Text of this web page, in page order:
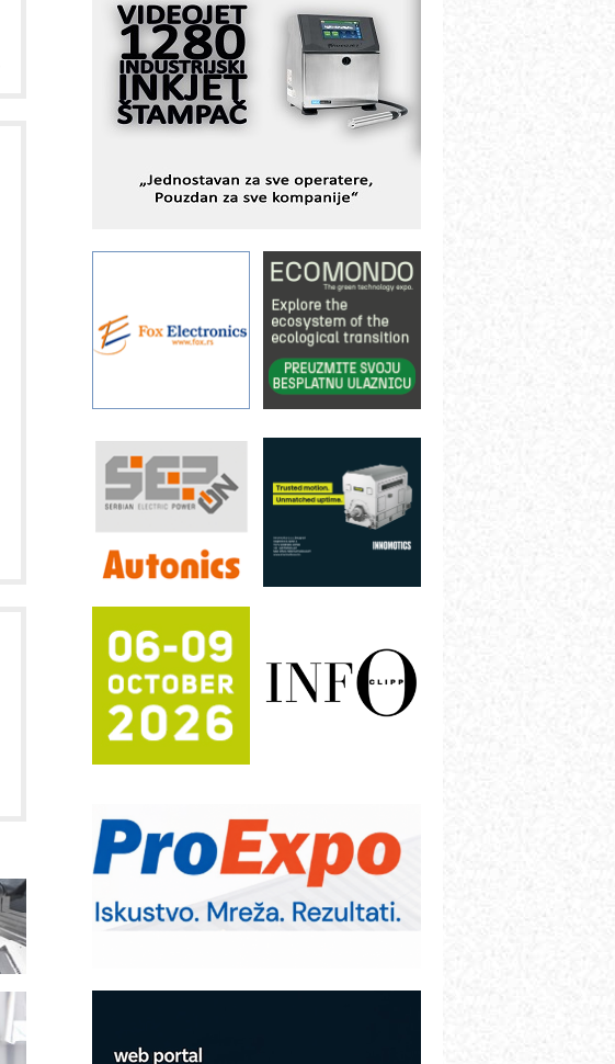
Alba d.o.o. – 35 godina preciznosti u
metrologiji i pametnim dozirnim
rešenjima
IBeRTIM - oprema za ispitivanje
kontrole kvaliteta
sistema
YAMADA pumpe – japanska
Filtration Group Industrial – Napredna
rešenja za filtraciju u hidrauličkim i
procesnim sistemima
Art Utopia Studio – vizuelne priče
industrije i biznisa
RILINEX kompanije Rittal
automatizaciju
Efikasno upravljanje energijom
Automatizacija pakovanja · Display
Proizvodnja iC7 Hybrid 1500 VDC
mrežnog pretvarača sa tečnim
Potpuna efikasnost bez složenih
sistema
Trajna oznaka kao dugoročna korist
Bezbednost na prvom mestu!
poverenja u industriji
– Pametna signalizacija za efikasnije
upravljanje mašinama
Sigurnije ispitivanje transformatora u
solarnim elektranama i vetroparkovima
COMBYPACK
ROSA i SCHUNK podižu proizvodnju
Detekcija različitih oblika